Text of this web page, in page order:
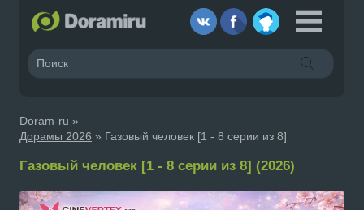
Doram-ru »
Дорамы 2026 » Газовый человек [1 - 8 серии из 8]
Газовый человек [1 - 8 серии из 8] (2026)